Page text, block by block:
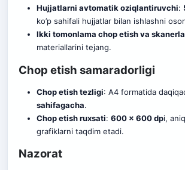
Hujjatlarni avtomatik oziqlantiruvchi:
ko’p sahifali hujjatlar bilan ishlashni
Ikki tomonlama chop etish va
materiallarini tejang.
Chop etish samaradorligi
Chop etish tezligi: A4 formatida
sahifagacha.
Chop etish ruxsati: 600 x 600 dpi,
grafiklarni taqdim etadi.
Nazorat